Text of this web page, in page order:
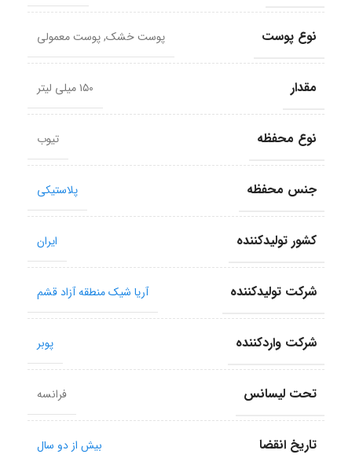
نوع پوست پوست خشک,پوست معمولی
مقدار ۱۵۰ میلی لیتر
نوع محفظه تیوب
جنس محفظه پلاستیکی
کشور تولید‎کننده ایران
شرکت تولید‎کننده آریا شیک منطقه آزاد قشم
شرکت وارد‎کننده پوبر
تحت لیسانس فرانسه
تاریخ انقضا بیش از دو سال